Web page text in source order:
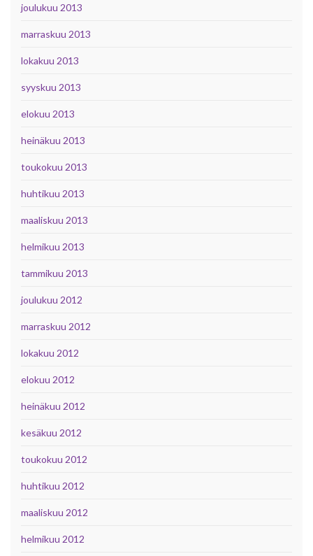
joulukuu 2013
marraskuu 2013
lokakuu 2013
syyskuu 2013
elokuu 2013
heinäkuu 2013
toukokuu 2013
huhtikuu 2013
maaliskuu 2013
helmikuu 2013
tammikuu 2013
joulukuu 2012
marraskuu 2012
lokakuu 2012
elokuu 2012
heinäkuu 2012
kesäkuu 2012
toukokuu 2012
huhtikuu 2012
maaliskuu 2012
helmikuu 2012